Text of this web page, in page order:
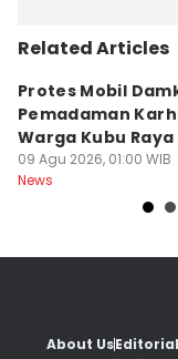
Related Articles
Protes Mobil
Pemadaman
Warga Kubu Raya
Khilaf
09 Agu 2026, 01:00 WIB
News
About Us